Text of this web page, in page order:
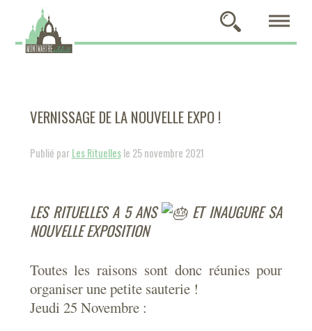
VERNISSAGE DE LA NOUVELLE EXPO !
Publié parLes Rituellesle 25 novembre 2021
LES RITUELLES A 5 ANS
ET INAUGURE SA
NOUVELLE EXPOSITION
Toutes les raisons sont donc réunies pour
organiser une petite sauterie !
Jeudi 25 Novembre :